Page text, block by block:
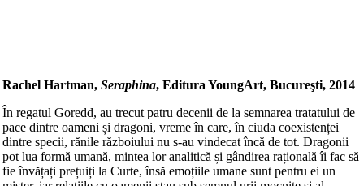
Rachel Hartman, Seraphina, Editura YoungArt, Bucureşti, 2014
În regatul Goredd, au trecut patru decenii de la semnarea tratatului de
pace dintre oameni și dragoni, vreme în care, în ciuda coexistenței
dintre specii, rănile războiului nu s-au vindecat încă de tot. Dragonii
pot lua formă umană, mintea lor analitică și gândirea rațională îi fac să
fie învățați prețuiți la Curte, însă emoțiile umane sunt pentru ei un